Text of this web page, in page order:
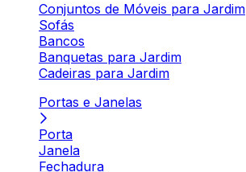
Conjuntos de Móveis para Jardim
Sofás
Bancos
Banquetas para Jardim
Cadeiras para Jardim
Portas e Janelas
Porta
Janela
Fechadura